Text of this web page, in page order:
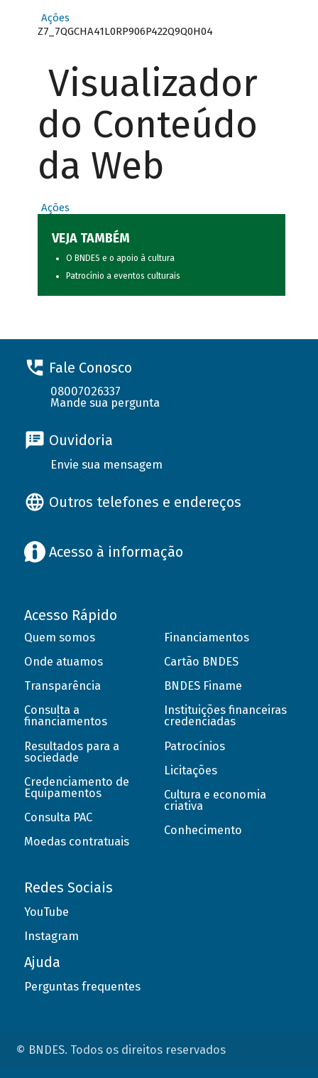
Ações
Z7_7QGCHA41L0RP906P422Q9Q0H04
Visualizador
do Conteúdo
da Web
Ações
VEJA TAMBÉM
O BNDES e o apoio à cultura
Patrocínio a eventos culturais
Fale Conosco
08007026337
Mande sua pergunta
Ouvidoria
Envie sua mensagem
Outros telefones e endereços
Acesso à informação
Acesso Rápido
Quem somos
Onde atuamos
Transparência
Consulta a
financiamentos
Resultados para a
sociedade
Credenciamento de
Equipamentos
Consulta PAC
Moedas contratuais
Financiamentos
Cartão BNDES
BNDES Finame
Instituições financeiras
credenciadas
Patrocínios
Licitações
Cultura e economia
criativa
Conhecimento
Redes Sociais
YouTube
Instagram
Ajuda
Perguntas frequentes
© BNDES. Todos os direitos reservados